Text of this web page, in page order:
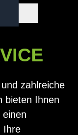
zahlreiche
bieten Ihnen
einen
Ihre